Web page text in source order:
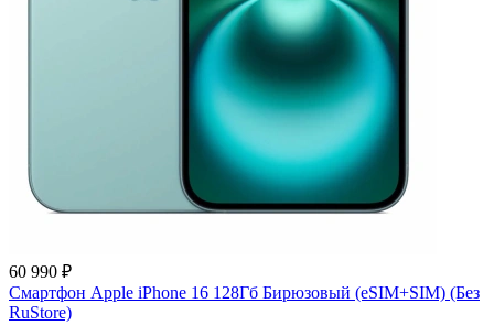
60 990 ₽
Смартфон Apple iPhone 16 128Гб Бирюзовый (eSIM+SIM) (Без
RuStore)